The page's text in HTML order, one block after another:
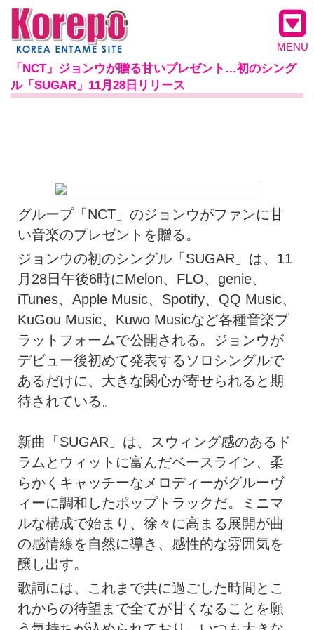
MENU
「NCT」ジョンウが贈る甘いプレゼント…初のシング
ル「SUGAR」11月28日リリース
グループ「NCT」のジョンウがファンに甘
い音楽のプレゼントを贈る。
ジョンウの初のシングル「SUGAR」は、11
月28日午後6時にMelon、FLO、genie、
iTunes、Apple Music、Spotify、QQ Music、
KuGou Music、Kuwo Musicなど各種音楽プ
ラットフォームで公開される。ジョンウが
デビュー後初めて発表するソロシングルで
あるだけに、大きな関心が寄せられると期
待されている。
新曲「SUGAR」は、スウィング感のあるド
ラムとウィットに富んだベースライン、柔
らかくキャッチーなメロディーがグルーヴ
ィーに調和したポップトラックだ。ミニマ
ルな構成で始まり、徐々に高まる展開が曲
の感情線を自然に導き、感性的な雰囲気を
醸し出す。
歌詞には、これまで共に過ごした時間とこ
れからの待望まで全てが甘くなることを願